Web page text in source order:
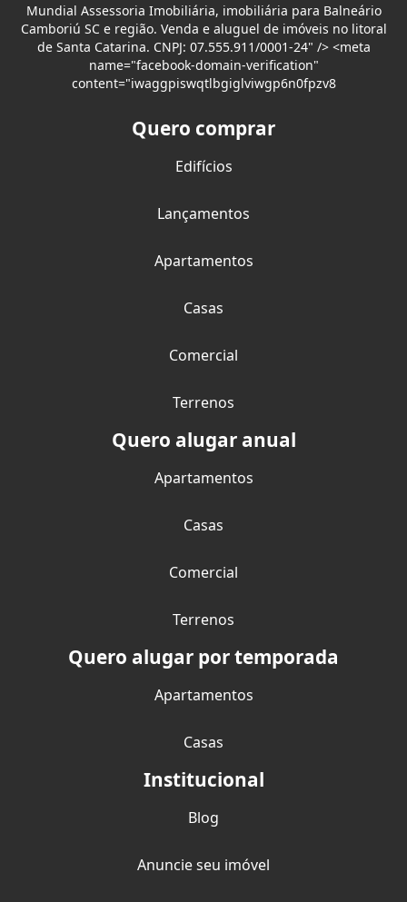
Mundial Assessoria Imobiliária, imobiliária para Balneário
Camboriú SC e região. Venda e aluguel de imóveis no litoral
de Santa Catarina. CNPJ: 07.555.911/0001-24" /> <meta
name="facebook-domain-verification"
content="iwaggpiswqtlbgiglviwgp6n0fpzv8
Quero comprar
Edifícios
Lançamentos
Apartamentos
Casas
Comercial
Terrenos
Quero alugar anual
Apartamentos
Casas
Comercial
Terrenos
Quero alugar por temporada
Apartamentos
Casas
Institucional
Blog
Anuncie seu imóvel